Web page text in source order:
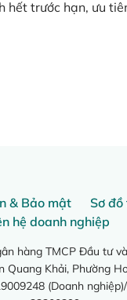
hết trước hạn, ưu
& Bảo mật Sơ
hệ doanh nghiệp
hàng TMCP Đầu tư
Quang Khải, Phường
(Doanh